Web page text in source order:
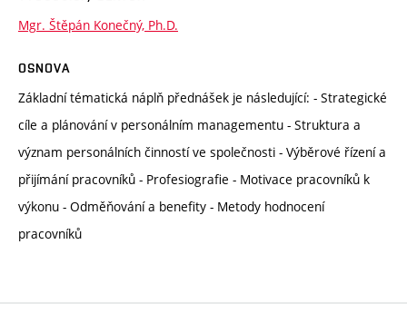
Mgr. Štěpán Konečný, Ph.D.
OSNOVA
Základní tématická náplň přednášek je následující: - Strategické
cíle a plánování v personálním managementu - Struktura a
význam personálních činností ve společnosti - Výběrové řízení a
přijímání pracovníků - Profesiografie - Motivace pracovníků k
výkonu - Odměňování a benefity - Metody hodnocení
pracovníků